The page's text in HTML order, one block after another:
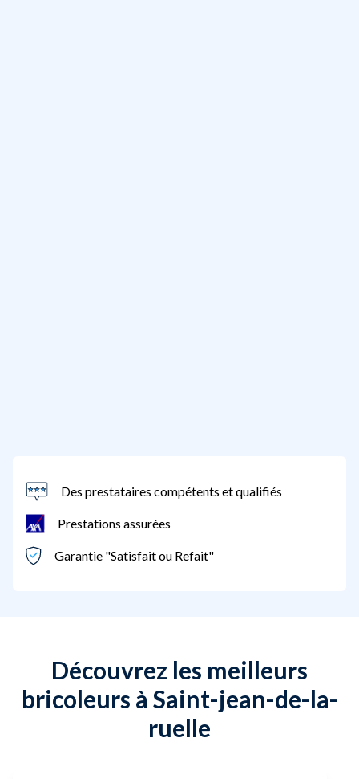
Des prestataires compétents et qualifiés
Prestations assurées
Garantie "Satisfait ou Refait"
Découvrez les meilleurs
bricoleurs à Saint-jean-de-la-
ruelle